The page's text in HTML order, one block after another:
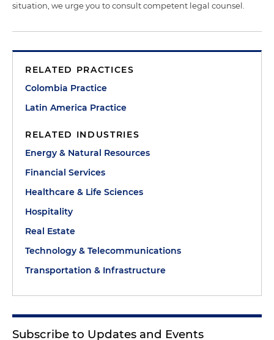
situation, we urge you to consult competent legal counsel.
RELATED PRACTICES
Colombia Practice
Latin America Practice
RELATED INDUSTRIES
Energy & Natural Resources
Financial Services
Healthcare & Life Sciences
Hospitality
Real Estate
Technology & Telecommunications
Transportation & Infrastructure
Subscribe to Updates and Events